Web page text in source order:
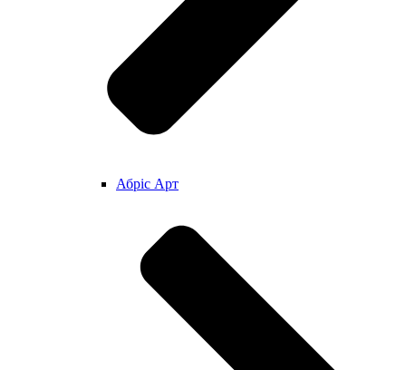
Абріс Арт